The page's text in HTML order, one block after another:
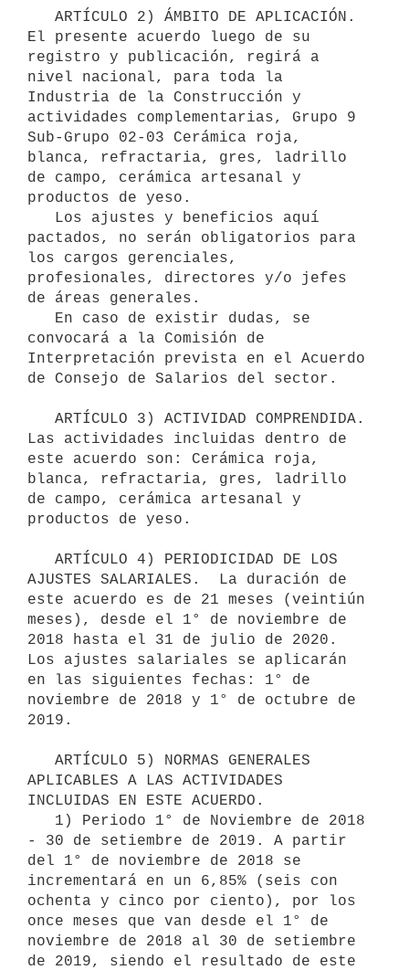
El presente acuerdo luego de su
registro y publicación, regirá a
nivel nacional, para toda la
Industria de la Construcción y
actividades complementarias, Grupo 9
Sub-Grupo 02-03 Cerámica roja,
blanca, refractaria, gres, ladrillo
de campo, cerámica artesanal y
productos de yeso.
pactados, no serán obligatorios para
los cargos gerenciales,
profesionales, directores y/o jefes
de áreas generales.
convocará a la Comisión de
Interpretación prevista en el Acuerdo
de Consejo de Salarios del sector.
Las actividades incluidas dentro de
este acuerdo son: Cerámica roja,
blanca, refractaria, gres, ladrillo
de campo, cerámica artesanal y
productos de yeso.
AJUSTES SALARIALES.  La duración de
este acuerdo es de 21 meses (veintiún
meses), desde el 1° de noviembre de
2018 hasta el 31 de julio de 2020.
Los ajustes salariales se aplicarán
en las siguientes fechas: 1° de
noviembre de 2018 y 1° de octubre de
2019.
APLICABLES A LAS ACTIVIDADES
INCLUIDAS EN ESTE ACUERDO.
- 30 de setiembre de 2019. A partir
del 1° de noviembre de 2018 se
incrementará en un 6,85% (seis con
ochenta y cinco por ciento), por los
once meses que van desde el 1° de
noviembre de 2018 al 30 de setiembre
de 2019, siendo el resultado de este